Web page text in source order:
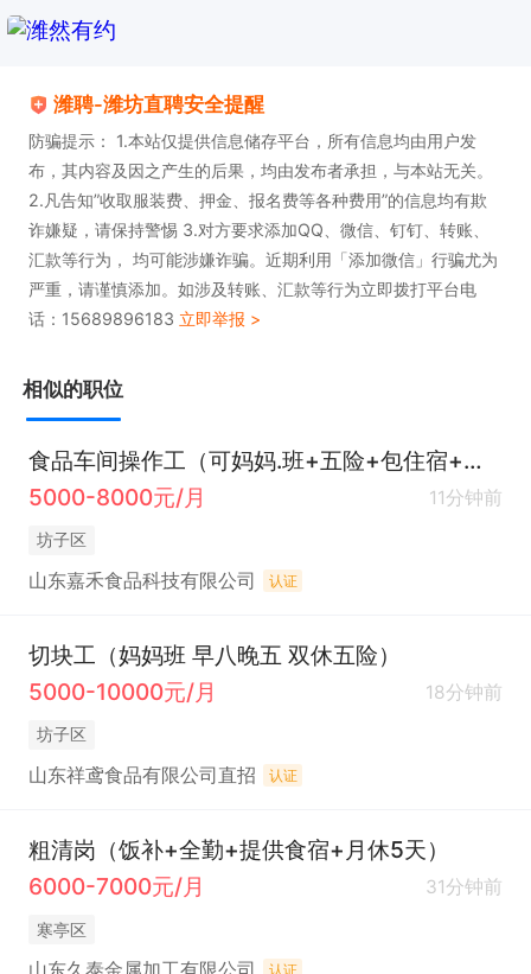
潍聘-潍坊直聘安全提醒
防骗提示： 1.本站仅提供信息储存平台，所有信息均由用户发
布，其内容及因之产生的后果，均由发布者承担，与本站无关。
2.凡告知”收取服装费、押金、报名费等各种费用”的信息均有欺
诈嫌疑，请保持警惕 3.对方要求添加QQ、微信、钉钉、转账、
汇款等行为， 均可能涉嫌诈骗。近期利用「添加微信」行骗尤为
严重，请谨慎添加。如涉及转账、汇款等行为立即拨打平台电
话：15689896183 立即举报 >
相似的职位
食品车间操作工（可妈妈.班+五险+包住宿+工龄补贴+全勤奖）
5000-8000元/月
11分钟前
坊子区
山东嘉禾食品科技有限公司 认证
切块工（妈妈班 早八晚五 双休五险）
5000-10000元/月
18分钟前
坊子区
山东祥鸢食品有限公司直招 认证
粗清岗（饭补+全勤+提供食宿+月休5天）
6000-7000元/月
31分钟前
寒亭区
认证